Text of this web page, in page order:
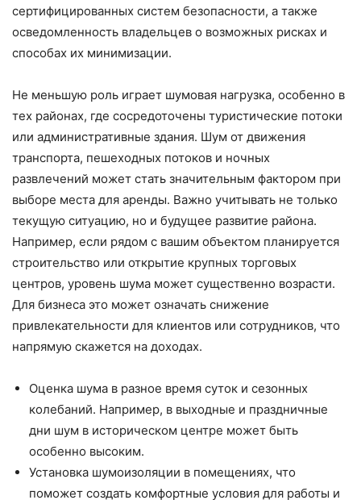
сертифицированных систем безопасности, а также
осведомленность владельцев о возможных рисках и
способах их минимизации.
Не меньшую роль играет шумовая нагрузка, особенно в
тех районах, где сосредоточены туристические потоки
или административные здания. Шум от движения
транспорта, пешеходных потоков и ночных
развлечений может стать значительным фактором при
выборе места для аренды. Важно учитывать не только
текущую ситуацию, но и будущее развитие района.
Например, если рядом с вашим объектом планируется
строительство или открытие крупных торговых
центров, уровень шума может существенно возрасти.
Для бизнеса это может означать снижение
привлекательности для клиентов или сотрудников, что
напрямую скажется на доходах.
Оценка шума в разное время суток и сезонных
колебаний. Например, в выходные и праздничные
дни шум в историческом центре может быть
особенно высоким.
Установка шумоизоляции в помещениях, что
поможет создать комфортные условия для работы и